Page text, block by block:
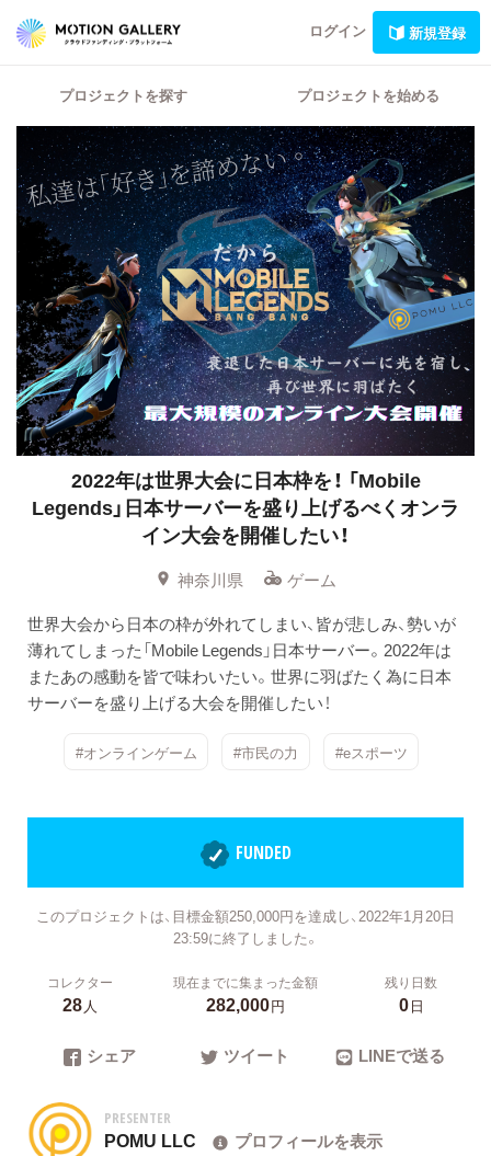
ログイン 新規登録
プロジェクトを探す プロジェクトを始める
2022年は世界大会に日本枠を！ 「Mobile
Legends」日本サーバーを盛り上げるべくオンラ
イン大会を開催したい！
神奈川県
ゲーム
世界大会から日本の枠が外れてしまい、皆が悲しみ、勢いが
薄れてしまった「Mobile Legends」日本サーバー。2022年は
またあの感動を皆で味わいたい。世界に羽ばたく為に日本
サーバーを盛り上げる大会を開催したい！
#オンラインゲーム #市民の力 #eスポーツ
FUNDED
このプロジェクトは、目標金額250,000円を達成し、2022年1月20日
23:59に終了しました。
コレクター
28人
現在までに集まった金額
282,000円
残り日数
0日
シェア ツイート LINEで送る
PRESENTER
POMU LLC プロフィールを表示